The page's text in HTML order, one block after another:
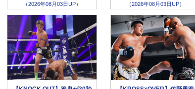
（2026年08月03日UP） （2026年08月03日UP）